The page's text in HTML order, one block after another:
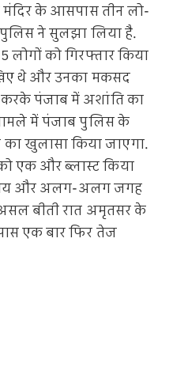
मंदिर के आसपास तीन लो-
ने सुलझा लिया है.
को गिरफ्तार किया
थे और उनका मकसद
पंजाब में अशांति का
में पंजाब पुलिस के
का खुलासा किया जाएगा.
एक और ब्लास्ट किया
और अलग-अलग जगह
बीती रात अमृतसर के
एक बार फिर तेज